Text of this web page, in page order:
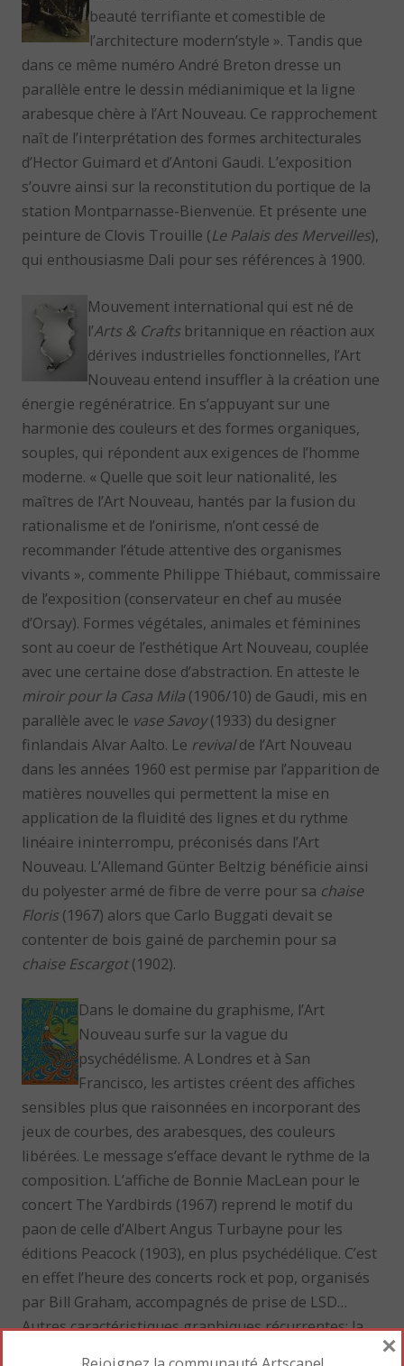
beauté terrifiante et comestible de
l’architecture modern’style ». Tandis que
dans ce même numéro André Breton dresse un
parallèle entre le dessin médianimique et la ligne
arabesque chère à l’Art Nouveau. Ce rapprochement
naît de l’interprétation des formes architecturales
d’Hector Guimard et d’Antoni Gaudi. L’exposition
s’ouvre ainsi sur la reconstitution du portique de la
station Montparnasse-Bienvenüe. Et présente une
peinture de Clovis Trouille (Le Palais des Merveilles),
qui enthousiasme Dali pour ses références à 1900.
Mouvement international qui est né de
l’Arts & Crafts britannique en réaction aux
dérives industrielles fonctionnelles, l’Art
Nouveau entend insuffler à la création une
énergie regénératrice. En s’appuyant sur une
harmonie des couleurs et des formes organiques,
souples, qui répondent aux exigences de l’homme
moderne. « Quelle que soit leur nationalité, les
maîtres de l’Art Nouveau, hantés par la fusion du
rationalisme et de l’onirisme, n’ont cessé de
recommander l’étude attentive des organismes
vivants », commente Philippe Thiébaut, commissaire
de l’exposition (conservateur en chef au musée
d’Orsay). Formes végétales, animales et féminines
sont au coeur de l’esthétique Art Nouveau, couplée
avec une certaine dose d’abstraction. En atteste le
miroir pour la Casa Mila (1906/10) de Gaudi, mis en
parallèle avec le vase Savoy(1933) du designer
finlandais Alvar Aalto. Le revivalde l’Art Nouveau
dans les années 1960 est permise par l’apparition de
matières nouvelles qui permettent la mise en
application de la fluidité des lignes et du rythme
linéaire ininterrompu, préconisés dans l’Art
Nouveau. L’Allemand Günter Beltzig bénéficie ainsi
du polyester armé de fibre de verre pour sa chaise
Floris (1967) alors que Carlo Buggati devait se
contenter de bois gainé de parchemin pour sa
chaise Escargot(1902).
Dans le domaine du graphisme, l’Art
Nouveau surfe sur la vague du
psychédélisme. A Londres et à San
Francisco, les artistes créent des affiches
sensibles plus que raisonnées en incorporant des
jeux de courbes, des arabesques, des couleurs
libérées. Le message s’efface devant le rythme de la
composition. L’affiche de Bonnie MacLean pour le
concert The Yardbirds (1967) reprend le motif du
paon de celle d’Albert Angus Turbayne pour les
éditions Peacock (1903), en plus psychédélique. C’est
en effet l’heure des concerts rock et pop, organisés
par Bill Graham, accompagnés de prise de LSD…
Autres caractéristiques graphiques récurrentes: la
×